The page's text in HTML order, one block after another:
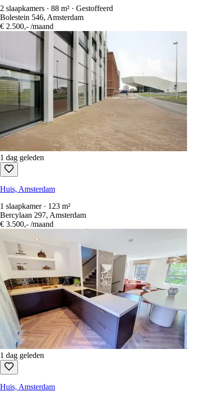
2 slaapkamers · 88 m² · Gestoffeerd
Bolestein 546, Amsterdam
€ 2.500,- /maand
1 dag geleden
Huis, Amsterdam
1 slaapkamer · 123 m²
Bercylaan 297, Amsterdam
€ 3.500,- /maand
1 dag geleden
Huis, Amsterdam